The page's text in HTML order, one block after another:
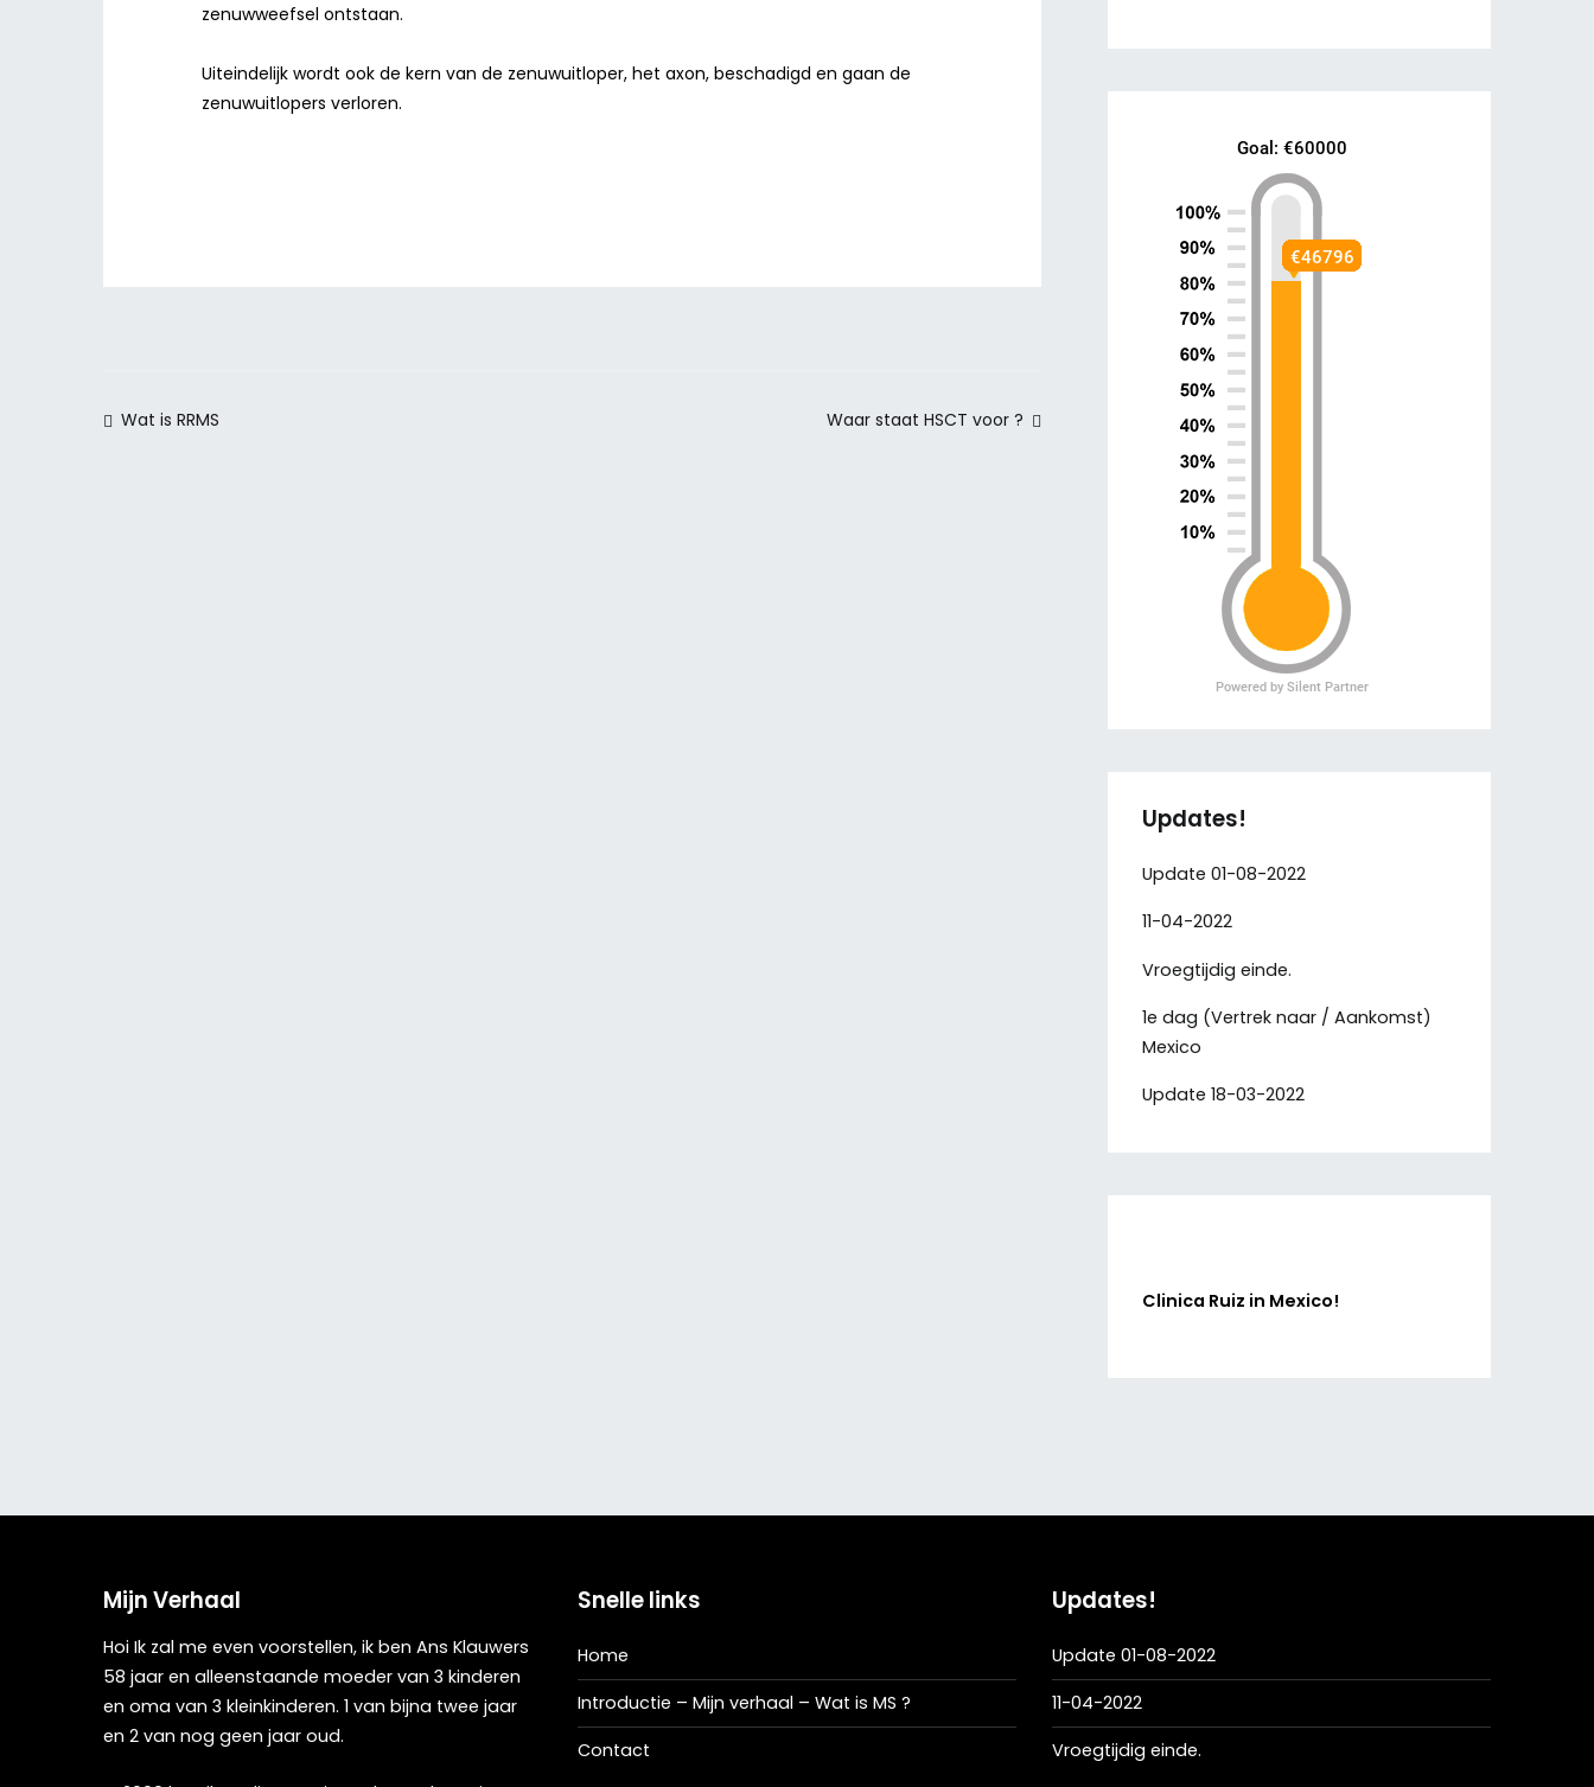
zenuwweefsel ontstaan.
Uiteindelijk wordt ook de kern van de zenuwuitloper, het axon, beschadigd en gaan de
zenuwuitlopers verloren.
Berichtnavigatie
Wat is RRMS Waar staat HSCT voor ?
Updates!
Update 01-08-2022
11-04-2022
Vroegtijdig einde.
1e dag (Vertrek naar / Aankomst)
Mexico
Update 18-03-2022
Clinica Ruiz in Mexico!
Mijn Verhaal
Hoi Ik zal me even voorstellen, ik ben Ans Klauwers
58 jaar en alleenstaande moeder van 3 kinderen
en oma van 3 kleinkinderen. 1 van bijna twee jaar
en 2 van nog geen jaar oud.
Snelle links
Home
Introductie – Mijn verhaal – Wat is MS ?
Contact
Updates!
Update 01-08-2022
11-04-2022
Vroegtijdig einde.